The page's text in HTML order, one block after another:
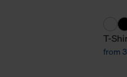
T-
from